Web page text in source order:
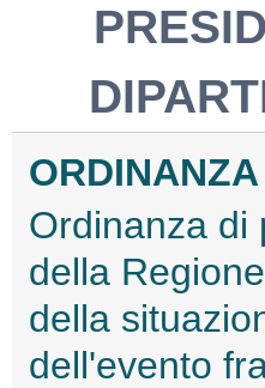
Ordinanza di
della
della
dell'evento